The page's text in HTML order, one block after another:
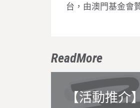
台，由澳門基金會
ReadMore
【活動推